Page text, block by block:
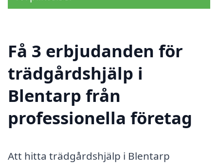
Få 3 erbjudanden för
trädgårdshjälp i
Blentarp från
professionella företag
Att hitta trädgårdshjälp i Blentarp